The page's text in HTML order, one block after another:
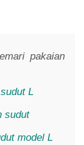
pakaian
L
sudut
model L